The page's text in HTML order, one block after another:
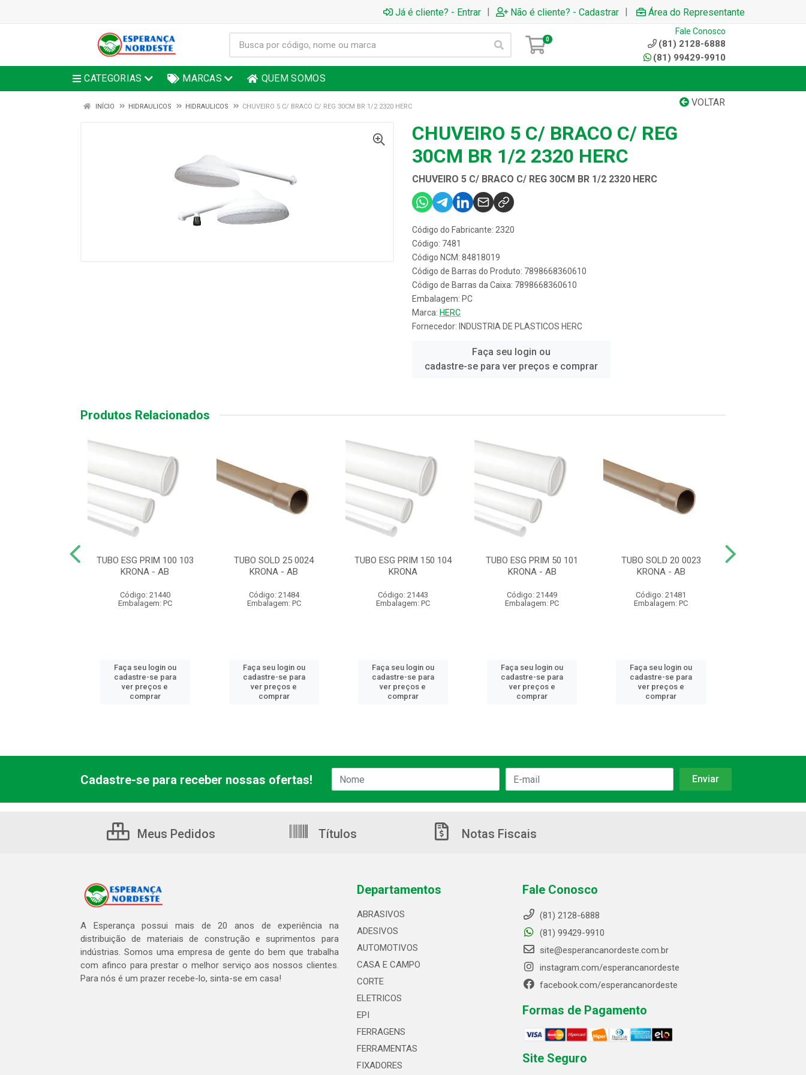
Já é cliente? - Entrar | Não é cliente? - Cadastrar | Área do Representante
0
Fale Conosco
(81) 2128-6888
(81) 99429-9910
CATEGORIAS MARCAS QUEM SOMOS
VOLTAR
INÍCIO HIDRAULICOS HIDRAULICOS CHUVEIRO 5 C/ BRACO C/ REG 30CM BR 1/2 2320 HERC
CHUVEIRO 5 C/ BRACO C/ REG
30CM BR 1/2 2320 HERC
CHUVEIRO 5 C/ BRACO C/ REG 30CM BR 1/2 2320 HERC
Código do Fabricante: 2320
Código: 7481
Código NCM: 84818019
Código de Barras do Produto: 7898668360610
Código de Barras da Caixa: 7898668360610
Embalagem: PC
Marca: HERC
Fornecedor: INDUSTRIA DE PLASTICOS HERC
Faça seu login ou
cadastre-se para ver preços e comprar
Produtos Relacionados
TUBO ESG PRIM 100 103
KRONA - AB
Código: 21440
Embalagem: PC
Faça seu login ou
cadastre-se para
ver preços e
comprar
TUBO SOLD 25 0024
KRONA - AB
Código: 21484
Embalagem: PC
Faça seu login ou
cadastre-se para
ver preços e
comprar
TUBO ESG PRIM 150 104
KRONA
Código: 21443
Embalagem: PC
Faça seu login ou
cadastre-se para
ver preços e
comprar
TUBO ESG PRIM 50 101
KRONA - AB
Código: 21449
Embalagem: PC
Faça seu login ou
cadastre-se para
ver preços e
comprar
TUBO SOLD 20 0023
KRONA - AB
Código: 21481
Embalagem: PC
Faça seu login ou
cadastre-se para
ver preços e
comprar
Cadastre-se para receber nossas ofertas!
Meus Pedidos Títulos Notas Fiscais
A Esperança possui mais de 20 anos de experiência na
distribuição de materiais de construção e suprimentos para
indústrias. Somos uma empresa de gente do bem que trabalha
com afinco para prestar o melhor serviço aos nossos clientes.
Para nós é um prazer recebe-lo, sinta-se em casa!
Departamentos
ABRASIVOS
ADESIVOS
AUTOMOTIVOS
CASA E CAMPO
CORTE
ELETRICOS
EPI
FERRAGENS
FERRAMENTAS
FIXADORES
Fale Conosco
(81) 2128-6888
(81) 99429-9910
site@esperancanordeste.com.br
instagram.com/esperancanordeste
facebook.com/esperancanordeste
Formas de Pagamento
Site Seguro